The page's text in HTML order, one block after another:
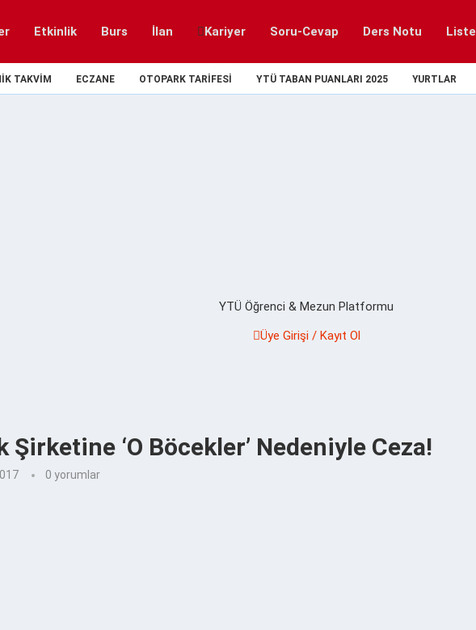
Etkinlik Burs İlan Kariyer Soru-Cevap Ders Notu Liste
TAKVIM ECZANE OTOPARK TARIFESI YTÜ TABAN PUANLARI 2025 YURTLAR
YTÜ Öğrenci & Mezun Platformu
Üye Girişi / Kayıt Ol
Şirketine ‘O Böcekler’ Nedeniyle Ceza!
0 yorumlar